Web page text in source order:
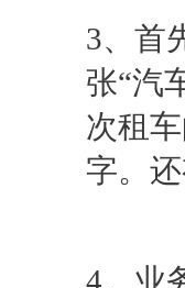
3、首
张“汽
次租
字。
4、业